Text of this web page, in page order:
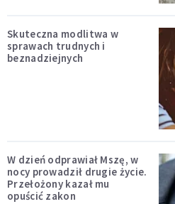
Skuteczna modlitwa w
sprawach trudnych i
beznadziejnych
W dzień odprawiał Mszę, w
nocy prowadził drugie życie.
Przełożony kazał mu
opuścić zakon